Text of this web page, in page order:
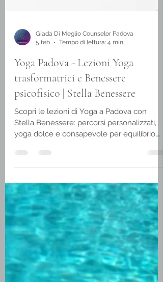
5 feb
Tempo di lettura: 4 min
Yoga Padova - Lezioni Yoga
trasformatrici e Benessere
psicofisico | Stella Benessere
Scopri le lezioni di Yoga a Padova con
respiro, rilassamento e salute integrata. Lo
prestazione, non è una serie di esercizi da
ripetere a memoria. Lo Yoga è un incontro:
con se stessi, con il proprio respiro, con il
proprio corpo e con il proprio mondo
interiore. Chi arriva per la prima volta alla
pratica spesso lo fa perché vuole muovere
il corpo o diminuire lo